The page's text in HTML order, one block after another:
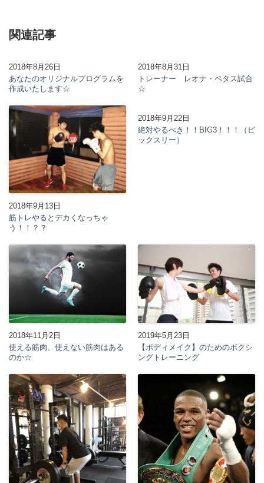
関連記事
2018年8月26日
あなたのオリジナルプログラムを
作成いたします☆
2018年8月31日
トレーナー レオナ・ペタス試合
☆
2018年9月13日
筋トレやるとデカくなっちゃ
う！！？？
2018年9月22日
絶対やるべき！！BIG3！！！（ビ
ックスリー）
2018年11月2日
使える筋肉、使えない筋肉はある
のか☆
2019年5月23日
【ボディメイク】のためのボクシ
ングトレーニング